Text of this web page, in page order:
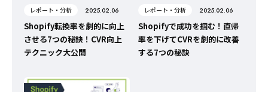
レポート・分析 2025.02.06
Shopify転換率を劇的に向上
させる7つの秘訣！CVR向上
テクニック大公開
レポート・分析 2025.02.06
Shopifyで成功を掴む！直帰
率を下げてCVRを劇的に改善
する7つの秘訣